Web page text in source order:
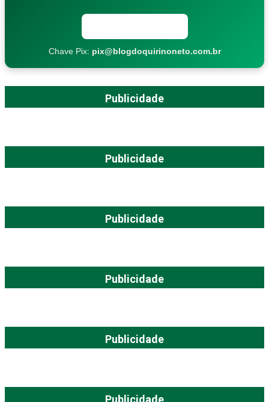
Chave Pix: pix@blogdoquirinoneto.com.br
Publicidade
Publicidade
Publicidade
Publicidade
Publicidade
Publicidade